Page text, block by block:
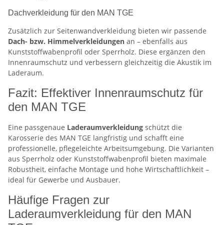
Dachverkleidung für den MAN TGE
Zusätzlich zur Seitenwandverkleidung bieten wir passende
Dach- bzw. Himmelverkleidungen an – ebenfalls aus
Kunststoffwabenprofil oder Sperrholz. Diese ergänzen den
Innenraumschutz und verbessern gleichzeitig die Akustik im
Laderaum.
Fazit: Effektiver Innenraumschutz für
den MAN TGE
Eine passgenaue Laderaumverkleidung schützt die
Karosserie des MAN TGE langfristig und schafft eine
professionelle, pflegeleichte Arbeitsumgebung. Die Varianten
aus Sperrholz oder Kunststoffwabenprofil bieten maximale
Robustheit, einfache Montage und hohe Wirtschaftlichkeit –
ideal für Gewerbe und Ausbauer.
Häufige Fragen zur
Laderaumverkleidung für den MAN